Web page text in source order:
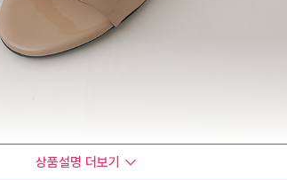
상품설명 더보기